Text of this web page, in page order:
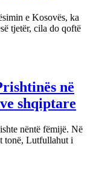
e Kosovës, ka
tjetër, cila do qoftë
në
shqiptare
nëntë fëmijë. Në
tonë, Lutfullahut i